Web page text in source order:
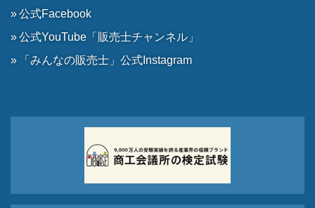
公式Facebook
公式YouTube「販売士チャンネル」
「みんなの販売士」公式Instagram